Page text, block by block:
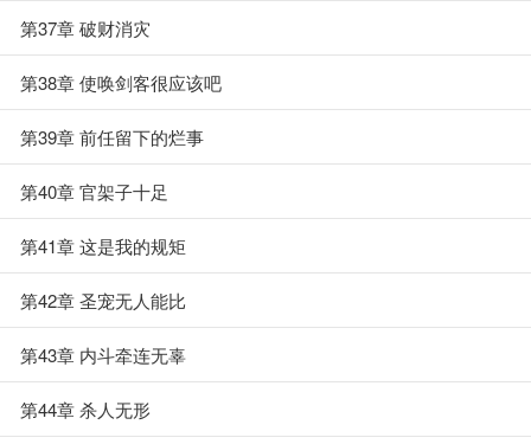
第37章 破财消灾
第38章 使唤剑客很应该吧
第39章 前任留下的烂事
第40章 官架子十足
第41章 这是我的规矩
第42章 圣宠无人能比
第43章 内斗牵连无辜
第44章 杀人无形